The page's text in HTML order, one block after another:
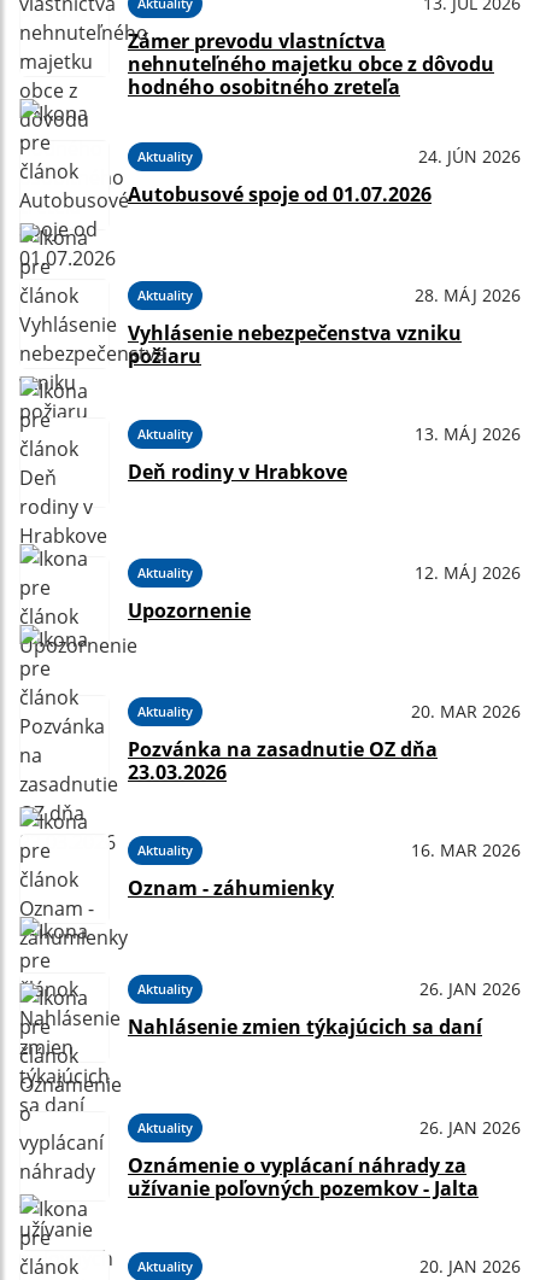
Zámer prevodu vlastníctva
nehnuteľného majetku obce z dôvodu
hodného osobitného zreteľa
Aktuality 24. JÚN 2026
Autobusové spoje od 01.07.2026
Aktuality 28. MÁJ 2026
Vyhlásenie nebezpečenstva vzniku
požiaru
Aktuality 13. MÁJ 2026
Deň rodiny v Hrabkove
Aktuality 12. MÁJ 2026
Upozornenie
Aktuality 20. MAR 2026
Pozvánka na zasadnutie OZ dňa
23.03.2026
Aktuality 16. MAR 2026
Oznam - záhumienky
Aktuality 26. JAN 2026
Nahlásenie zmien týkajúcich sa daní
Aktuality 26. JAN 2026
Oznámenie o vyplácaní náhrady za
užívanie poľovných pozemkov - Jalta
Aktuality 20. JAN 2026